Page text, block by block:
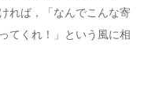
れば，「なんでこんな寄
てくれ！」という風に相